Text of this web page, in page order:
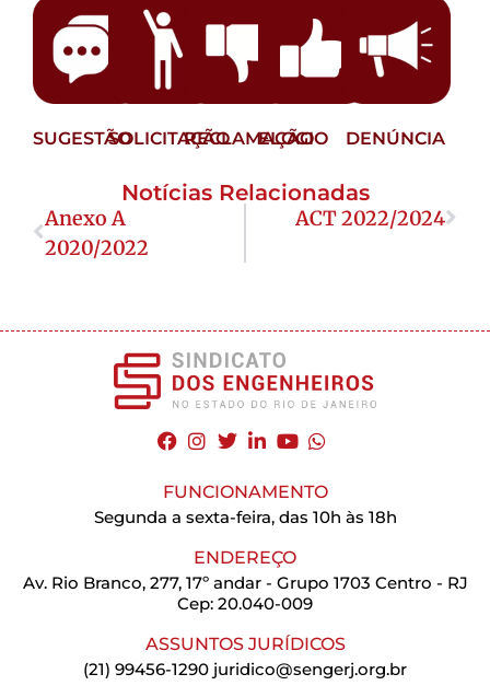
SUGESTÃOSOLICITAÇÃORECLAMAÇÃO
ELOGIO DENÚNCIA
Notícias Relacionadas
Anexo A
2020/2022
ACT 2022/2024
FUNCIONAMENTO
Segunda a sexta-feira, das 10h às 18h
ENDEREÇO
Av. Rio Branco, 277, 17º andar - Grupo 1703 Centro - RJ
Cep: 20.040-009
ASSUNTOS JURÍDICOS
(21) 99456-1290 juridico@sengerj.org.br